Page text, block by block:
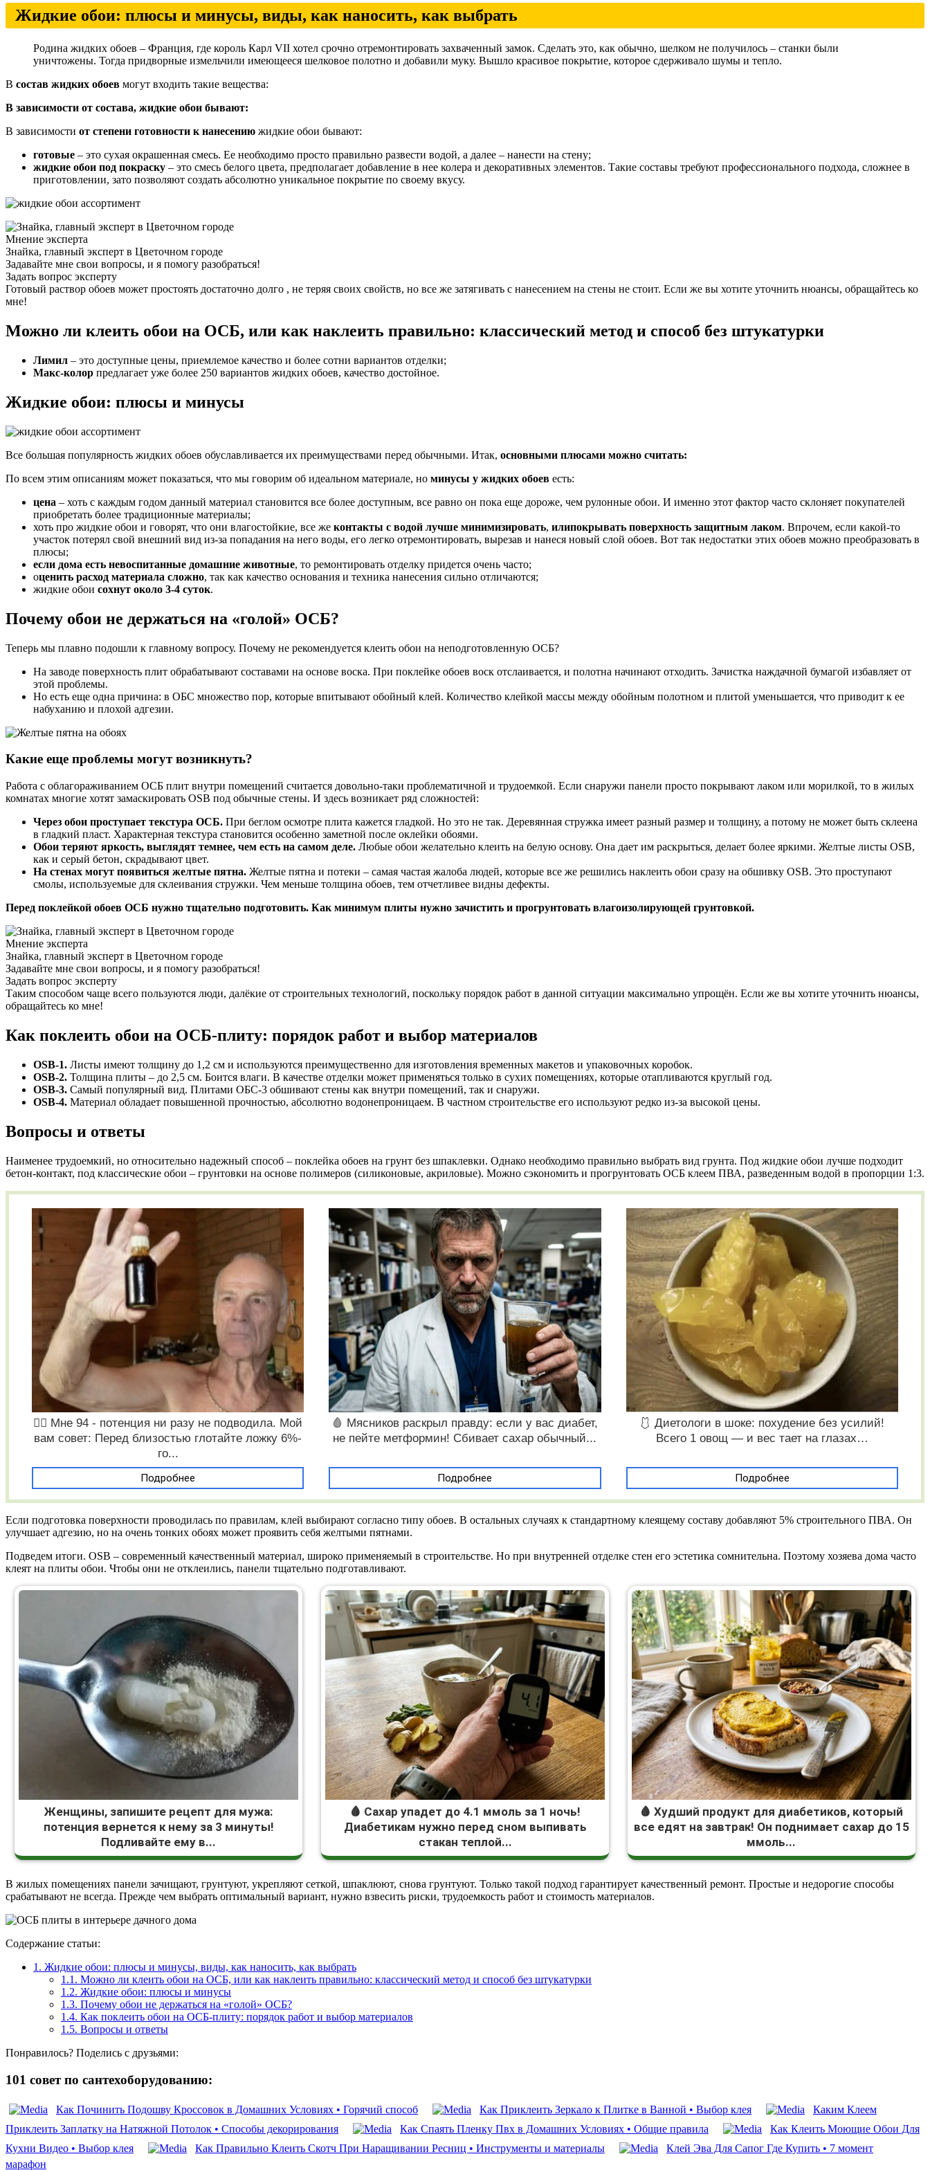
Жидкие обои: плюсы и минусы, виды, как наносить, как выбрать
Родина жидких обоев – Франция, где король Карл VII хотел срочно отремонтировать захваченный замок. Сделать это, как обычно, шелком не получилось – станки были
уничтожены. Тогда придворные измельчили имеющееся шелковое полотно и добавили муку. Вышло красивое покрытие, которое сдерживало шумы и тепло.
В состав жидких обоев могут входить такие вещества:
В зависимости от состава, жидкие обои бывают:
В зависимости от степени готовности к нанесению жидкие обои бывают:
готовые – это сухая окрашенная смесь. Ее необходимо просто правильно развести водой, а далее – нанести на стену;
жидкие обои под покраску – это смесь белого цвета, предполагает добавление в нее колера и декоративных элементов. Такие составы требуют профессионального подхода, сложнее в
приготовлении, зато позволяют создать абсолютно уникальное покрытие по своему вкусу.
Мнение эксперта
Знайка, главный эксперт в Цветочном городе
Задавайте мне свои вопросы, и я помогу разобраться!
Задать вопрос эксперту
Готовый раствор обоев может простоять достаточно долго , не теряя своих свойств, но все же затягивать с нанесением на стены не стоит. Если же вы хотите уточнить нюансы, обращайтесь ко
мне!
Можно ли клеить обои на ОСБ, или как наклеить правильно: классический метод и способ без штукатурки
Лимил – это доступные цены, приемлемое качество и более сотни вариантов отделки;
Макс-колор предлагает уже более 250 вариантов жидких обоев, качество достойное.
Жидкие обои: плюсы и минусы
Все большая популярность жидких обоев обуславливается их преимуществами перед обычными. Итак, основными плюсами можно считать:
По всем этим описаниям может показаться, что мы говорим об идеальном материале, но минусы у жидких обоев есть:
цена – хоть с каждым годом данный материал становится все более доступным, все равно он пока еще дороже, чем рулонные обои. И именно этот фактор часто склоняет покупателей
приобретать более традиционные материалы;
хоть про жидкие обои и говорят, что они влагостойкие, все же контакты с водой лучше минимизировать, илипокрывать поверхность защитным лаком. Впрочем, если какой-то
участок потерял свой внешний вид из-за попадания на него воды, его легко отремонтировать, вырезав и нанеся новый слой обоев. Вот так недостатки этих обоев можно преобразовать в
плюсы;
если дома есть невоспитанные домашние животные, то ремонтировать отделку придется очень часто;
оценить расход материала сложно, так как качество основания и техника нанесения сильно отличаются;
жидкие обои сохнут около 3-4 суток.
Почему обои не держаться на «голой» ОСБ?
Теперь мы плавно подошли к главному вопросу. Почему не рекомендуется клеить обои на неподготовленную ОСБ?
На заводе поверхность плит обрабатывают составами на основе воска. При поклейке обоев воск отслаивается, и полотна начинают отходить. Зачистка наждачной бумагой избавляет от
этой проблемы.
Но есть еще одна причина: в ОБС множество пор, которые впитывают обойный клей. Количество клейкой массы между обойным полотном и плитой уменьшается, что приводит к ее
набуханию и плохой адгезии.
Какие еще проблемы могут возникнуть?
Работа с облагораживанием ОСБ плит внутри помещений считается довольно-таки проблематичной и трудоемкой. Если снаружи панели просто покрывают лаком или морилкой, то в жилых
комнатах многие хотят замаскировать OSB под обычные стены. И здесь возникает ряд сложностей:
Через обои проступает текстура ОСБ. При беглом осмотре плита кажется гладкой. Но это не так. Деревянная стружка имеет разный размер и толщину, а потому не может быть склеена
в гладкий пласт. Характерная текстура становится особенно заметной после оклейки обоями.
Обои теряют яркость, выглядят темнее, чем есть на самом деле. Любые обои желательно клеить на белую основу. Она дает им раскрыться, делает более яркими. Желтые листы OSB,
как и серый бетон, скрадывают цвет.
На стенах могут появиться желтые пятна. Желтые пятна и потеки – самая частая жалоба людей, которые все же решились наклеить обои сразу на обшивку OSB. Это проступают
смолы, используемые для склеивания стружки. Чем меньше толщина обоев, тем отчетливее видны дефекты.
Перед поклейкой обоев ОСБ нужно тщательно подготовить. Как минимум плиты нужно зачистить и прогрунтовать влагоизолирующей грунтовкой.
Мнение эксперта
Знайка, главный эксперт в Цветочном городе
Задавайте мне свои вопросы, и я помогу разобраться!
Задать вопрос эксперту
Таким способом чаще всего пользуются люди, далёкие от строительных технологий, поскольку порядок работ в данной ситуации максимально упрощён. Если же вы хотите уточнить нюансы,
обращайтесь ко мне!
Как поклеить обои на ОСБ-плиту: порядок работ и выбор материалов
OSB-1. Листы имеют толщину до 1,2 см и используются преимущественно для изготовления временных макетов и упаковочных коробок.
OSB-2. Толщина плиты – до 2,5 см. Боится влаги. В качестве отделки может применяться только в сухих помещениях, которые отапливаются круглый год.
OSB-3. Самый популярный вид. Плитами ОБС-3 обшивают стены как внутри помещений, так и снаружи.
OSB-4. Материал обладает повышенной прочностью, абсолютно водонепроницаем. В частном строительстве его используют редко из-за высокой цены.
Вопросы и ответы
Наименее трудоемкий, но относительно надежный способ – поклейка обоев на грунт без шпаклевки. Однако необходимо правильно выбрать вид грунта. Под жидкие обои лучше подходит
бетон-контакт, под классические обои – грунтовки на основе полимеров (силиконовые, акриловые). Можно сэкономить и прогрунтовать ОСБ клеем ПВА, разведенным водой в пропорции 1:3.
❤️‍🔥 Мне 94 - потенция ни разу не подводила. Мой
вам совет: Перед близостью глотайте ложку 6%-
го...
Подробнее
🩸 Мясников раскрыл правду: если у вас диабет,
не пейте метформин! Сбивает сахар обычный...
Подробнее
🩱 Диетологи в шоке: похудение без усилий!
Всего 1 овощ — и вес тает на глазах…
Подробнее
Если подготовка поверхности проводилась по правилам, клей выбирают согласно типу обоев. В остальных случаях к стандартному клеящему составу добавляют 5% строительного ПВА. Он
улучшает адгезию, но на очень тонких обоях может проявить себя желтыми пятнами.
Подведем итоги. OSB – современный качественный материал, широко применяемый в строительстве. Но при внутренней отделке стен его эстетика сомнительна. Поэтому хозяева дома часто
клеят на плиты обои. Чтобы они не отклеились, панели тщательно подготавливают.
Женщины, запишите рецепт для мужа:
потенция вернется к нему за 3 минуты!
Подливайте ему в...
🩸 Сахар упадет до 4.1 ммоль за 1 ночь!
Диабетикам нужно перед сном выпивать
стакан теплой...
🩸 Худший продукт для диабетиков, который
все едят на завтрак! Он поднимает сахар до 15
ммоль...
В жилых помещениях панели зачищают, грунтуют, укрепляют сеткой, шпаклюют, снова грунтуют. Только такой подход гарантирует качественный ремонт. Простые и недорогие способы
срабатывают не всегда. Прежде чем выбрать оптимальный вариант, нужно взвесить риски, трудоемкость работ и стоимость материалов.
Содержание статьи:
1. Жидкие обои: плюсы и минусы, виды, как наносить, как выбрать
1.1. Можно ли клеить обои на ОСБ, или как наклеить правильно: классический метод и способ без штукатурки
1.2. Жидкие обои: плюсы и минусы
1.3. Почему обои не держаться на «голой» ОСБ?
1.4. Как поклеить обои на ОСБ-плиту: порядок работ и выбор материалов
1.5. Вопросы и ответы
Понравилось? Поделись с друзьями:
101 совет по сантехоборудованию:
Как Починить Подошву Кроссовок в Домашних Условиях • Горячий способ Как Приклеить Зеркало к Плитке в Ванной • Выбор клея
Каким Клеем
Приклеить Заплатку на Натяжной Потолок • Способы декорирования
Как Спаять Пленку Пвх в Домашних Условиях • Общие правила
Как Клеить Моющие Обои Для
Кухни Видео • Выбор клея
Как Правильно Клеить Скотч При Наращивании Ресниц • Инструменты и материалы
Клей Эва Для Сапог Где Купить • 7 момент
марафон